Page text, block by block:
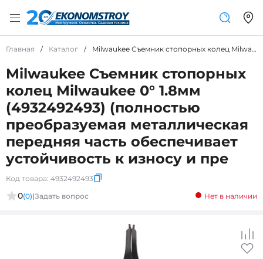
Главная / Каталог / Milwaukee Съемник стопорных колец Milwaukee 0° 1.8мм (4932492493) (полностью преобразуемая металлическая передняя часть обеспечивает устойчивость к износу и пре
Milwaukee Съемник стопорных
колец Milwaukee 0° 1.8мм
(4932492493) (полностью
преобразуемая металлическая
передняя часть обеспечивает
устойчивость к износу и пре
Код товара: 4932492493
0(0)|Задать вопрос Нет в наличии